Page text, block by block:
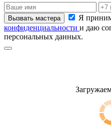
Я
конфиденциальности и даю
персональных данных.